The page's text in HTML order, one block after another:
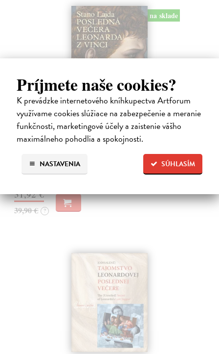
Príjmete naše cookies?
K prevádzke internetového kníhkupectva Artforum
využívame cookies slúžiace na zabezpečenie a meranie
funkčnosti, marketingové účely a zaistenie vášho
maximálneho pohodlia a spokojnosti.
SÚHLASÍM
NASTAVENIA
na sklade
Posledná večera Leonarda z Vinci
Lajda Stano| Kniha
Stano Lajda je súčasný slovenský maliar, ktorý niekoľko rokov
systematicky pracoval na rekonštrukcii ikonickej Poslednej večere,
čo ho inšpirovalo k napísaniu tejto knihy. Odkrýva pred nami silné i
slabé…
Na sklade
31,92 €
39,90 € ?